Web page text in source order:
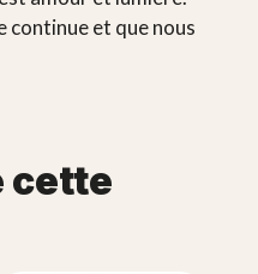
continue et que nous
cette